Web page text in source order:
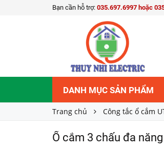
Bạn cần hỗ trợ: 035.697.6997 hoặc
DANH MỤC SẢN PHẨM
Trang chủ Công tắc ổ cắm
Ổ cắm 3 chấu đa
Giá bán: 149.000₫